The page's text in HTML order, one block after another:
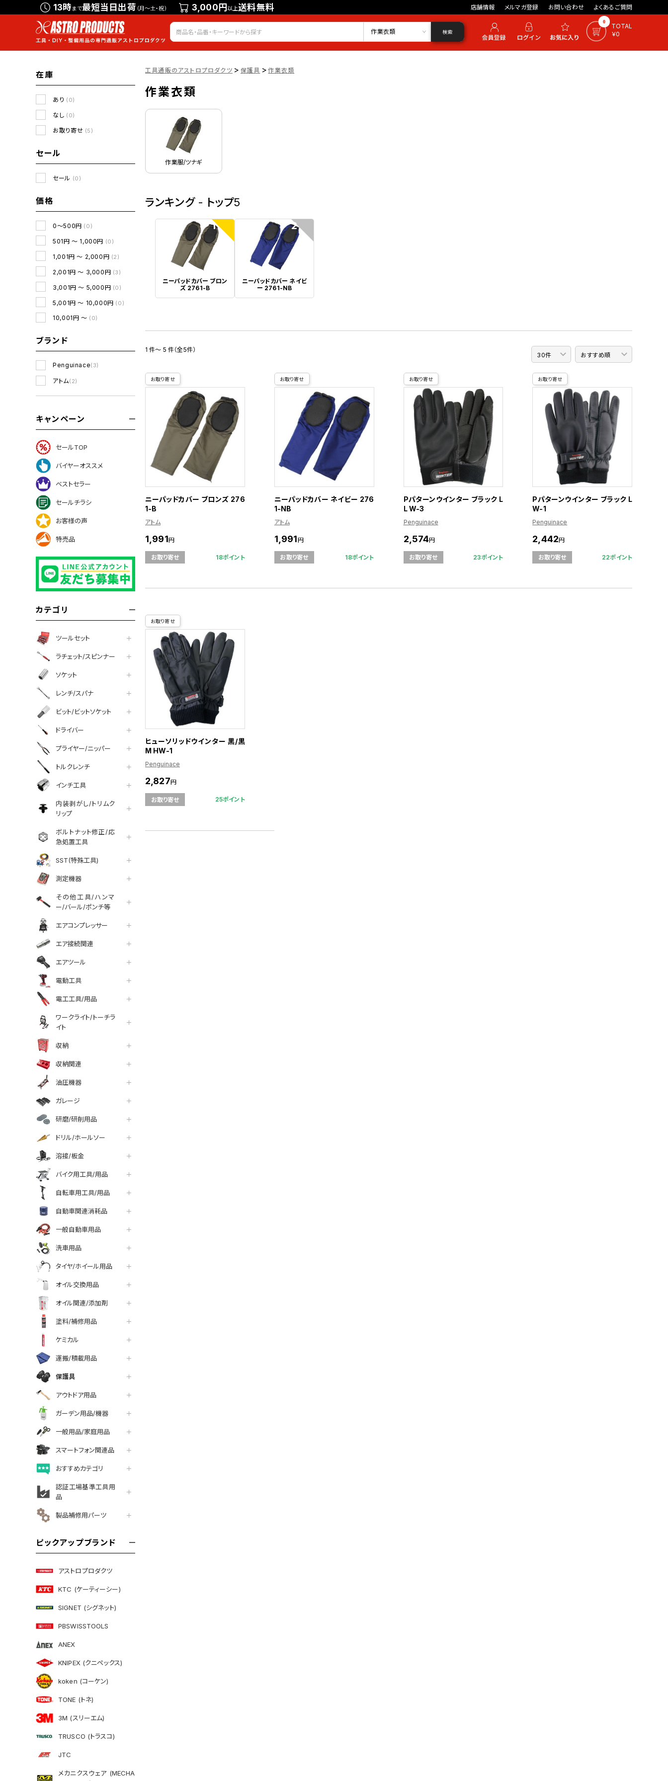
13時まで最短当日出荷 （月～土・祝） 3,000円以上送料無料 店舗情報 メルマガ登録 お問い合わせ よくあるご質問
会員登録 ログイン お気に入り 0
TOTAL
￥0
作業衣類 検索
在庫
あり (0)
なし (0)
お取り寄せ (5)
セール
セール (0)
価格
0～500円 (0)
501円 ～ 1,000円 (0)
1,001円 ～ 2,000円 (2)
2,001円 ～ 3,000円 (3)
3,001円 ～ 5,000円 (0)
5,001円 ～ 10,000円 (0)
10,001円 ～ (0)
ブランド
Penguinace(3)
アトム(2)
キャンペーン
セールTOP
バイヤーオススメ
ベストセラー
セールチラシ
お客様の声
特売品
カテゴリ
ツールセット
ラチェット/スピンナー
ソケット
レンチ/スパナ
ビット/ビットソケット
ドライバー
プライヤー/ニッパー
トルクレンチ
インチ工具
内装剥がし/トリムク
リップ
ボルトナット修正/応
急処置工具
SST(特殊工具)
測定機器
その他工具/ハンマ
ー/バール/ポンチ等
エアコンプレッサー
エア接続関連
エアツール
電動工具
電工工具/用品
ワークライト/トーチラ
イト
収納
収納関連
油圧機器
ガレージ
研磨/研削用品
ドリル/ホールソー
溶接/板金
バイク用工具/用品
自転車用工具/用品
自動車関連消耗品
一般自動車用品
洗車用品
タイヤ/ホイール用品
オイル交換用品
オイル関連/添加剤
塗料/補修用品
ケミカル
運搬/積載用品
保護具
アウトドア用品
ガーデン用品/機器
一般用品/家庭用品
スマートフォン関連品
おすすめカテゴリ
認証工場基準工具用
品
製品補修用パーツ
ピックアップブランド
アストロプロダクツ
KTC (ケーティーシー)
SIGNET (シグネット)
PBSWISSTOOLS
ANEX
KNIPEX (クニペックス)
koken (コーケン)
TONE (トネ)
3M (スリーエム)
TRUSCO (トラスコ)
JTC
メカニクスウェア (MECHA
工具通販のアストロプロダクツ > 保護具 > 作業衣類
作業衣類
作業服/ツナギ
ランキング - トップ5
1
ニーパッドカバー ブロン
ズ 2761-B
2
ニーパッドカバー ネイビ
ー 2761-NB
1 件～ 5 件（全5件）
お取り寄せ
ニーパッドカバー ブロンズ 276
1-B
アトム
1,991円
お取り寄せ 18ポイント
お取り寄せ
ニーパッドカバー ネイビー 276
1-NB
アトム
1,991円
お取り寄せ 18ポイント
お取り寄せ
Pパターンウインター ブラック L
L W-3
Penguinace
2,574円
お取り寄せ 23ポイント
お取り寄せ
Pパターンウインター ブラック L
W-1
Penguinace
2,442円
お取り寄せ 22ポイント
お取り寄せ
ヒューソリッドウインター 黒/黒
M HW-1
Penguinace
2,827円
お取り寄せ 25ポイント